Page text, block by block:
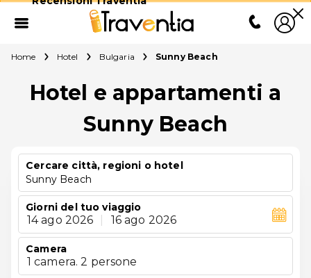
Home Hotel Bulgaria Sunny Beach
Hotel e appartamenti a
Sunny Beach
Cercare città, regioni o hotel
Sunny Beach
Giorni del tuo viaggio
14 ago 2026 16 ago 2026
Camera
1 camera. 2 persone